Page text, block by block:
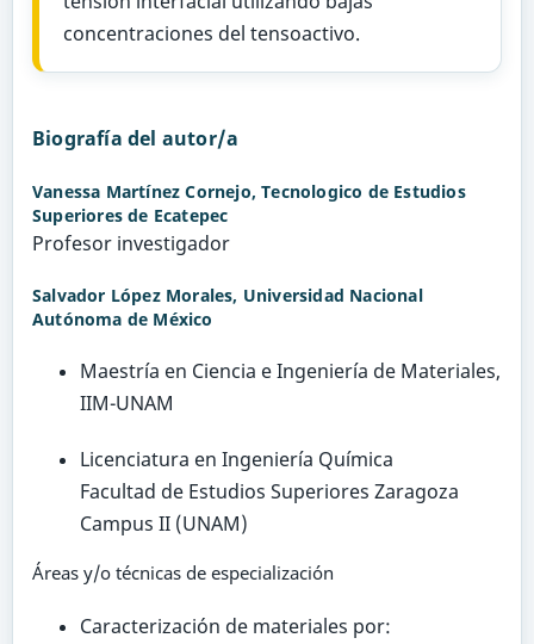
concentraciones del tensoactivo.
Biografía del autor/a
Vanessa Martínez Cornejo,Tecnologico de Estudios
Superiores de Ecatepec
Profesor investigador
Salvador López Morales, Universidad Nacional
Autónoma de México
Maestría en Ciencia e Ingeniería de Materiales,
IIM-UNAM
Licenciatura en Ingeniería Química
Facultad de Estudios Superiores Zaragoza
Campus II (UNAM)
Áreas y/o técnicas de especialización
Caracterización de materiales por: